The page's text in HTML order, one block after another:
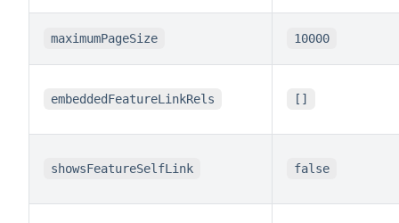
maximumPageSize 10000
embeddedFeatureLinkRels []
showsFeatureSelfLink false